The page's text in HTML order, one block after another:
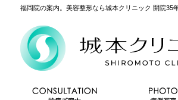
福岡院の案内。美容整形なら城本クリニック 開院35